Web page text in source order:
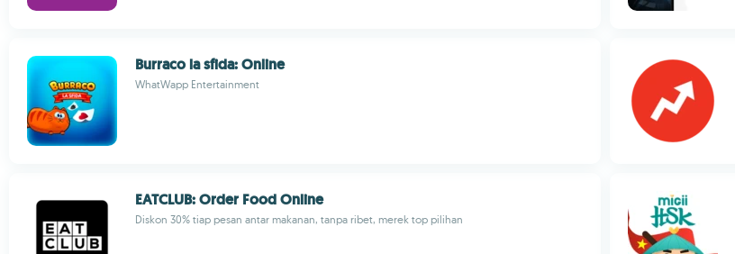
Burraco la sfida: Online
WhatWapp Entertainment
EATCLUB: Order Food Online
Diskon 30% tiap pesan antar makanan, tanpa ribet, merek top pilihan